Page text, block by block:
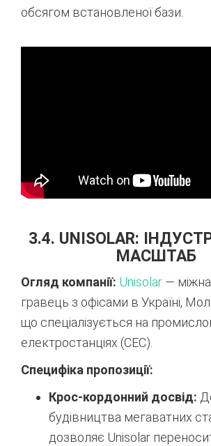
обсягом встановленої бази.
3.4. UNISOLAR:
МАСШТАБ
Огляд компанії: Unisolar —
гравець з офісами в Україні,
що спеціалізується на
електростанціях (СЕС).
Специфіка пропозиції:
Крос-кордонний досвід:
будівництва мегаватних
дозволяє Unisolar